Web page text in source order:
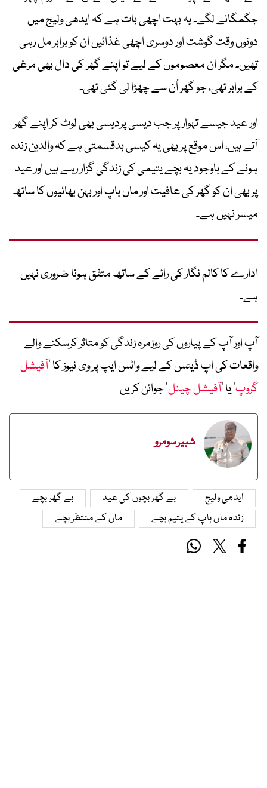
جگمگانے لگے۔ یہ بہت اچھی بات ہے کہ ایدھی ولیج میں
دونوں وقت گوشت اور دوسری اچھی غذائیں ان کو برابر مل رہی
تھیں۔ مگر ان معصوموں کے لیے تو اپنے گھر کی دال بھی مرغی
کے برابر تھی، جو گھر اُن سے چھڑا لی گئی تھی۔
اور عید جیسے تہوار پر جب دیسی پردیسی بھی لوٹ کر اپنے گھر
آتے ہیں، اس موقع پر بھی یہ کیسی بدقسمتی ہے کہ والدین زندہ
ہونے کے باوجود یہ بچے یتیمی کی زندگی گزار رہے ہیں اور عید
پر بھی ان کو گھر کی عافیت اور ماں باپ اور بہن بھائیوں کا ساتھ
میسر نہیں ہے۔
ادارے کا کالم نگار کی رائے کے ساتھ متفق ہونا ضروری نہیں
ہے۔
آپ اور آپ کے پیاروں کی روزمرہ زندگی کو متاثر کرسکنے والے
واقعات کی اپ ڈیٹس کے لیے واٹس ایپ پر وی نیوز کا ’آفیشل
گروپ‘ یا ’آفیشل چینل‘ جوائن کریں
شبیر سومرو
ایدھی ولیج بے گھر بچوں کی عید
بے گھر بچے
زندہ ماں باپ کے یتیم بچے
ماں کے منتظر بچے